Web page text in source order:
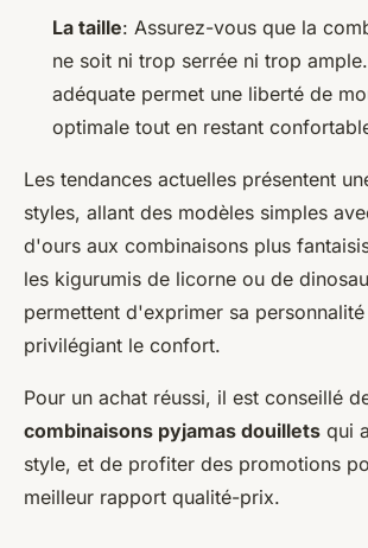
La taille: Assurez-vous que la
ne soit ni trop serrée ni trop
adéquate permet une liberté de
optimale tout en restant
Les tendances actuelles présentent
styles, allant des modèles simples
d'ours aux combinaisons plus
les kigurumis de licorne ou de
permettent d'exprimer sa
privilégiant le confort.
Pour un achat réussi, il est conseillé
combinaisons pyjamas douillets qui
style, et de profiter des promotions
meilleur rapport qualité-prix.